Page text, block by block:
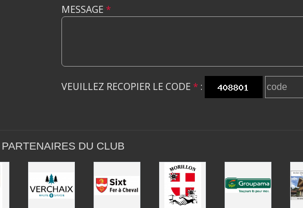
MESSAGE *
VEUILLEZ RECOPIER LE CODE * :
DU CLUB